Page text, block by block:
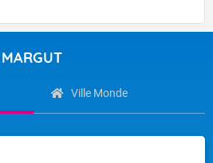
Ville Monde